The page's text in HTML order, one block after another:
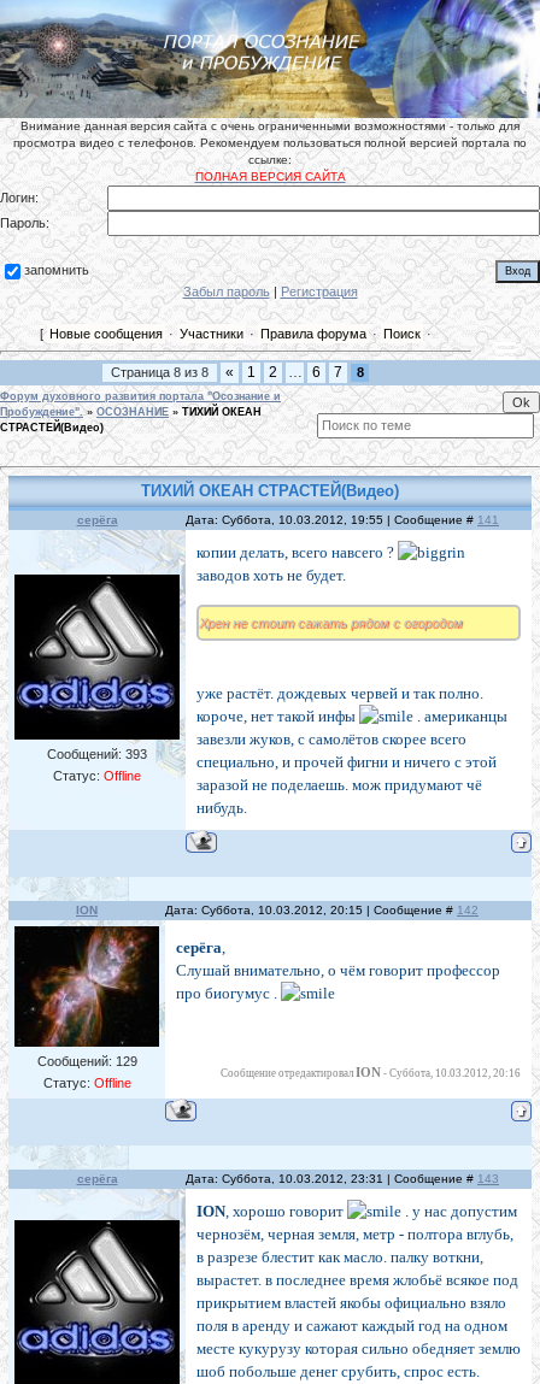
Внимание данная версия сайта с очень ограниченными возможностями - только для
просмотра видео с телефонов. Рекомендуем пользоваться полной версией портала по
ссылке:
ПОЛНАЯ ВЕРСИЯ САЙТА
Логин:
Пароль:
запомнить
Забыл пароль| Регистрация
[ Новые сообщения · Участники · Правила форума · Поиск·
Страница 8 из 8 « 1 2 … 6 7 8
Форум духовного развития портала "Осознание и
Пробуждение". » ОСОЗНАНИЕ » ТИХИЙ ОКЕАН
СТРАСТЕЙ(Видео)
ТИХИЙ ОКЕАН СТРАСТЕЙ(Видео)
серёга Дата: Суббота, 10.03.2012, 19:55 | Сообщение # 141
Сообщений: 393
Статус: Offline
копии делать, всего навсего ?
заводов хоть не будет.
Хрен не стоит сажать рядом с огородом
уже растёт. дождевых червей и так полно.
короче, нет такой инфы
. американцы
завезли жуков, с самолётов скорее всего
специально, и прочей фигни и ничего с этой
заразой не поделаешь. мож придумают чё
нибудь.
ION Дата: Суббота, 10.03.2012, 20:15 | Сообщение # 142
Сообщений: 129
Статус: Offline
серёга,
Слушай внимательно, о чём говорит профессор
про биогумус .
Сообщение отредактировал ION - Суббота, 10.03.2012, 20:16
серёга Дата: Суббота, 10.03.2012, 23:31 | Сообщение # 143
ION, хорошо говорит
. у нас допустим
чернозём, черная земля, метр - полтора вглубь,
в разрезе блестит как масло. палку воткни,
вырастет. в последнее время жлобьё всякое под
прикрытием властей якобы официально взяло
поля в аренду и сажают каждый год на одном
месте кукурузу которая сильно обедняет землю
шоб побольше денег срубить, спрос есть.